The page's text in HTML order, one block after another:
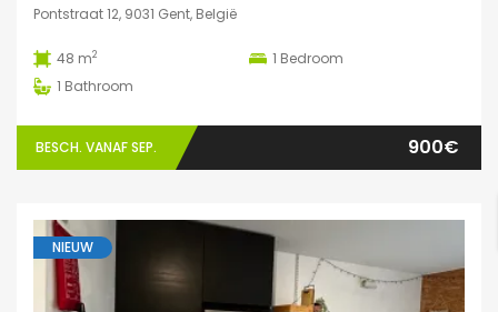
Pontstraat 12, 9031 Gent, België
48 m2 1 Bedroom
1 Bathroom
BESCH. VANAF SEP. 900€
NIEUW